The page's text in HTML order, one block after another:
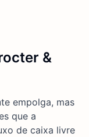
&
empolga, mas
que a
de caixa livre